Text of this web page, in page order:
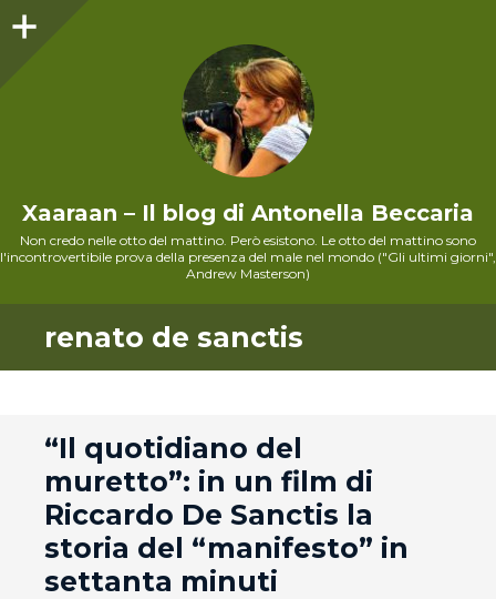
Xaaraan – Il blog di Antonella Beccaria
Non credo nelle otto del mattino. Però esistono. Le otto del mattino sono
l'incontrovertibile prova della presenza del male nel mondo ("Gli ultimi giorni",
Andrew Masterson)
renato de sanctis
“Il quotidiano del
muretto”: in un film di
Riccardo De Sanctis la
storia del “manifesto” in
settanta minuti